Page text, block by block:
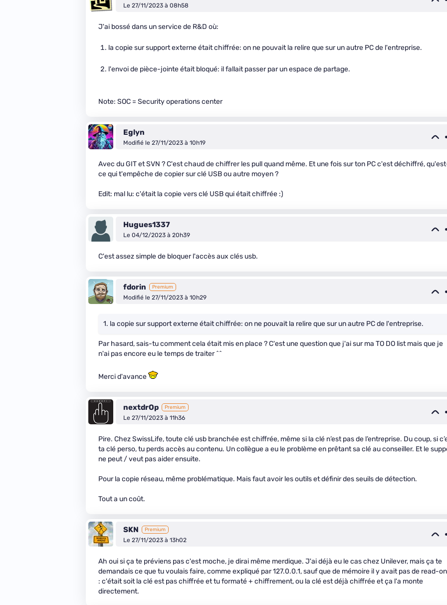
Le 27/11/2023 à 08h58
J'ai bossé dans un service de R&D où:
la copie sur support externe était chiffrée: on ne pouvait la relire que sur un autre PC de l'entreprise.
l'envoi de pièce-jointe était bloqué: il fallait passer par un espace de partage.
Note: SOC = Security operations center
Eglyn
Modifié le 27/11/2023 à 10h19
Avec du GIT et SVN ? C'est chaud de chiffrer les pull quand même. Et une fois sur ton PC c'est déchiffré,
ce qui t'empêche de copier sur clé USB ou autre moyen ?
Edit: mal lu: c'était la copie vers clé USB qui était chiffrée :)
Hugues1337
Le 04/12/2023 à 20h39
C'est assez simple de bloquer l'accès aux clés usb.
fdorin Premium
Modifié le 27/11/2023 à 10h29
1. la copie sur support externe était chiffrée: on ne pouvait la relire que sur un autre PC de l'entreprise.
Par hasard, sais-tu comment cela était mis en place ? C'est une question que j'ai sur ma TO DO list mais que je
n'ai pas encore eu le temps de traiter ^^
Merci d'avance
nextdrOp Premium
Le 27/11/2023 à 11h36
Pire. Chez SwissLife, toute clé usb branchée est chiffrée, même si la clé n’est pas de l’entreprise. Du coup, si
ta clé perso, tu perds accès au contenu. Un collègue a eu le problème en prêtant sa clé au conseiller. Et le
ne peut / veut pas aider ensuite.
Pour la copie réseau, même problématique. Mais faut avoir les outils et définir des seuils de détection.
Tout a un coût.
SKN Premium
Le 27/11/2023 à 13h02
Ah oui si ça te préviens pas c'est moche, je dirai même merdique. J'ai déjà eu le cas chez Unilever, mais ça te
demandais ce que tu voulais faire, comme expliqué par 127.0.0.1, sauf que de mémoire il y avait pas de read-
: c'était soit la clé est pas chiffrée et tu formaté + chiffrement, ou la clé est déjà chiffrée et ça l'a monte
directement.